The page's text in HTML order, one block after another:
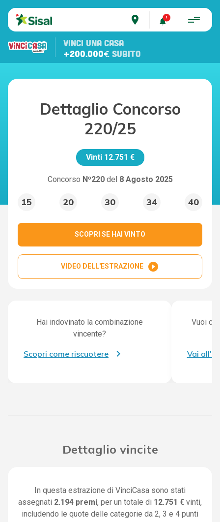
place
VINCI UNA CASA
+200.000€ SUBITO
Dettaglio Concorso
220/25
Vinti 12.751 €
Concorso Nº220 del 8 Agosto 2025
15 20 30 34 40
SCOPRI SE HAI VINTO
VIDEO DELL'ESTRAZIONE play_circle_filled
Hai indovinato la combinazione
vincente?
Scopri come riscuotere
Vuoi
Vai
Dettaglio vincite
In questa estrazione di VinciCasa sono stati
assegnati 2.194 premi, per un totale di 12.751 € vinti,
includendo le quote delle categorie da 2, 3 e 4 punti